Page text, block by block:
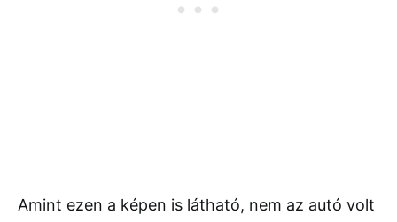
Amint ezen a képen is látható, nem az autó volt